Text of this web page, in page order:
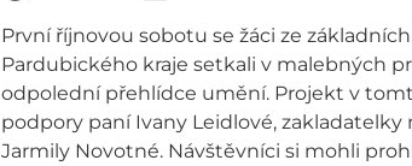
První říjnovou sobotu se žáci ze
Pardubického kraje setkali v malebných
odpolední přehlídce umění. Projekt v
podpory paní Ivany Leidlové,
Jarmily Novotné. Návštěvníci si mohli